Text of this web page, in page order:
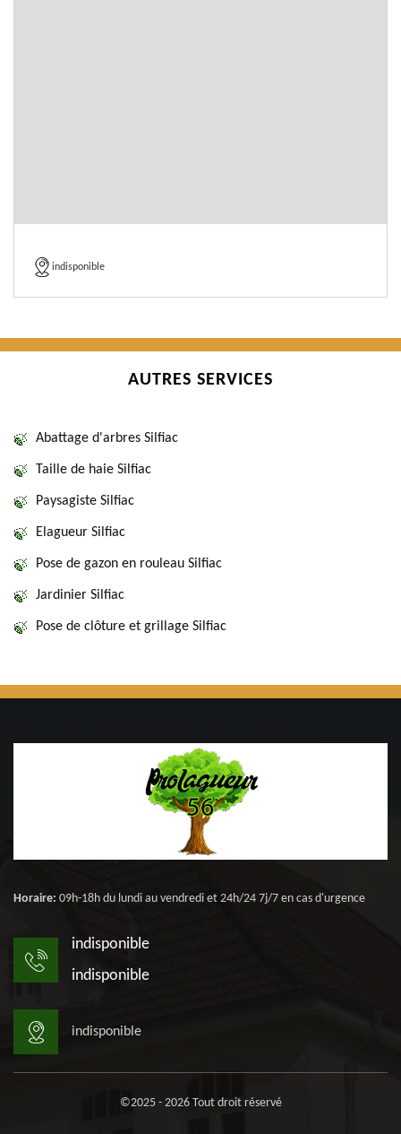
indisponible
AUTRES SERVICES
Abattage d'arbres Silfiac
Taille de haie Silfiac
Paysagiste Silfiac
Elagueur Silfiac
Pose de gazon en rouleau Silfiac
Jardinier Silfiac
Pose de clôture et grillage Silfiac
Horaire: 09h-18h du lundi au vendredi et 24h/24 7j/7 en cas d'urgence
indisponible
indisponible
indisponible
©2025 - 2026 Tout droit réservé